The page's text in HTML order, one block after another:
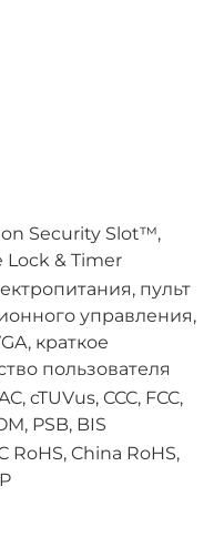
Security Slot™,
Lock & Timer
пульт
управления,
краткое
пользователя
cTUVus, CCC, FCC,
PSB, BIS
RoHS, China RoHS,